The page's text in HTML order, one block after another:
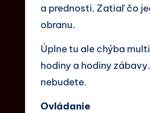
a prednosti. Zatiaľ čo
obranu.
Úplne tu ale chýba
hodiny a hodiny
nebudete.
Ovládanie